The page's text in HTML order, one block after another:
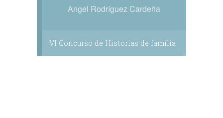
Angel Rodríguez Cardeña
VI Concurso de Historias de familia